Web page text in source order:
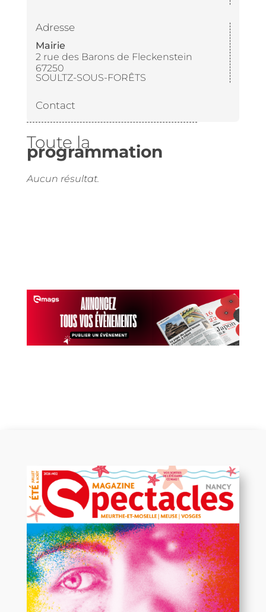
Adresse
Mairie
2 rue des Barons de Fleckenstein
67250
SOULTZ-SOUS-FORÊTS
Contact
Toute la
programmation
Aucun résultat.